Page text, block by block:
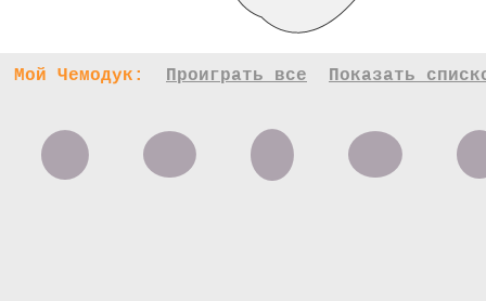
Мой Чемодук: Проиграть все Показать